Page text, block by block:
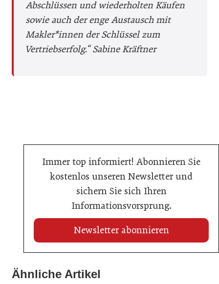
Abschlüssen und wiederholten Käufen
sowie auch der enge Austausch mit
Makler*innen der Schlüssel zum
Vertriebserfolg.“Sabine Kräftner
Immer top informiert! Abonnieren Sie
kostenlos unseren Newsletter und
sichern Sie sich Ihren
Informationsvorsprung.
Newsletter abonnieren
Ähnliche Artikel
25. Juni 2026